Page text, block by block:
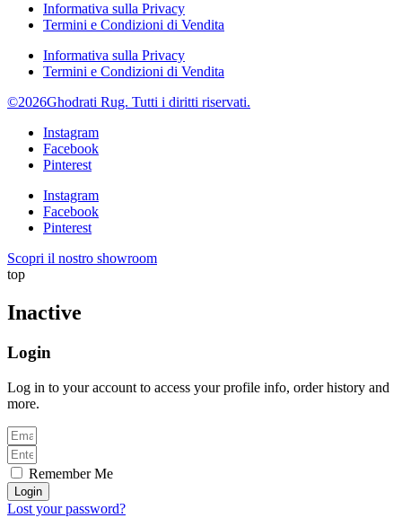
Informativa sulla Privacy
Termini e Condizioni di Vendita
Informativa sulla Privacy
Termini e Condizioni di Vendita
©2026Ghodrati Rug. Tutti i diritti riservati.
Instagram
Facebook
Pinterest
Instagram
Facebook
Pinterest
Scopri il nostro showroom
top
Inactive
Login
Log in to your account to access your profile info, order history and
more.
Remember Me
Login
Lost your password?